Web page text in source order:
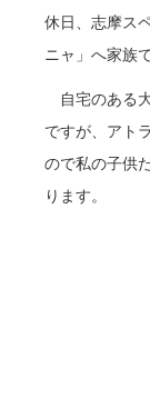
休日、志摩ス
ニャ」へ家族
自宅のある
ですが、アト
ので私の子供
ります。